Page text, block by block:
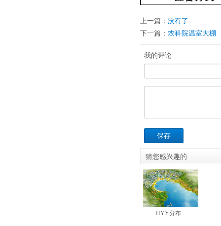
上一篇： 没有了
下一篇： 农科院温室大棚
我的评论
保存
猜您感兴趣的
HYY分布...